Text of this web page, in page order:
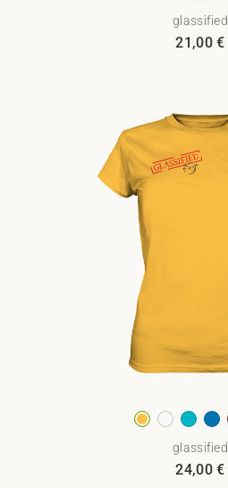
glassified
21,00€
glassified
24,00€